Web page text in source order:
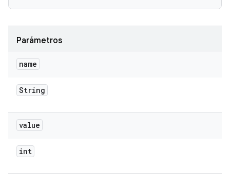
Parámetros
name
String
value
int